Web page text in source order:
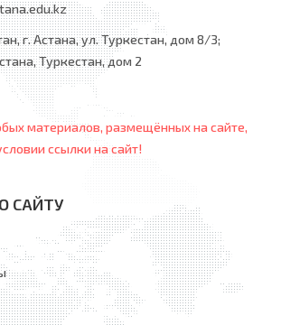
г. Астана, ул. Туркестан, дом 8/3;
Туркестан, дом 2
материалов, размещённых на сайте,
ссылки на сайт!
САЙТУ